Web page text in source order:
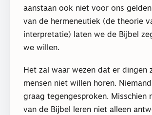
aanstaan ook niet voor ons
van de hermeneutiek (de theorie
interpretatie) laten we de Bijbel
we willen.
Het zal waar wezen dat er dingen
mensen niet willen horen.
graag tegengesproken. Misschien
van de Bijbel leren niet alleen